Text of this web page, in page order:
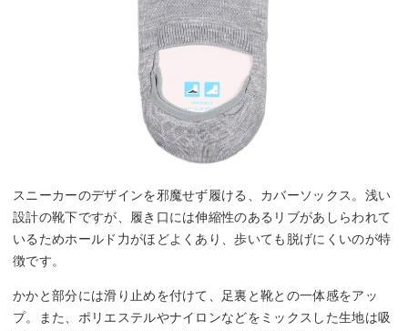
スニーカーのデザインを邪魔せず履ける、カバーソックス。浅い
設計の靴下ですが、履き口には伸縮性のあるリブがあしらわれて
いるためホールド力がほどよくあり、歩いても脱げにくいのが特
徴です。
かかと部分には滑り止めを付けて、足裏と靴との一体感をアッ
プ。また、ポリエステルやナイロンなどをミックスした生地は吸